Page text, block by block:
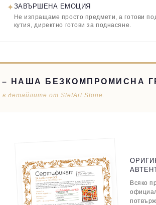
✦ЗАВЪРШЕНА ЕМОЦИЯ
Не изпращаме просто предмети, а готови
кутия, директно готови за поднасяне.
НАША БЕЗКОМПРОМИСНА
детайлите от StefArt Stone.
Всяко